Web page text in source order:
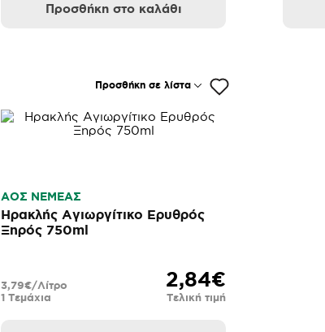
Προσθήκη στο καλάθι
Προσθήκη σε λίστα
ΑΟΣ ΝΕΜΕΑΣ
Ηρακλής Αγιωργίτικο Ερυθρός
Ξηρός 750ml
2,84€
Τελική τιμή
1 Τεμάχια
3,79€/Λίτρο